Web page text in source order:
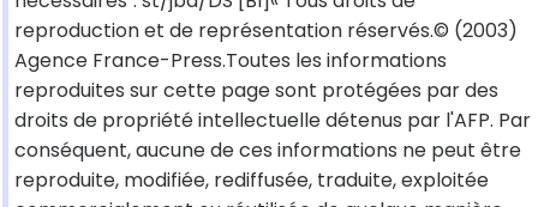
reproduction et de représentation réservés.© (2003)
Agence France-Press.Toutes les informations
reproduites sur cette page sont protégées par des
droits de propriété intellectuelle détenus par l'AFP. Par
conséquent, aucune de ces informations ne peut être
reproduite, modifiée, rediffusée, traduite, exploitée